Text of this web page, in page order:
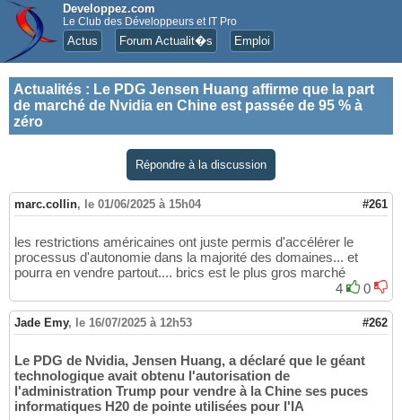
Developpez.com
Le Club des Développeurs et IT Pro
Actus Forum Actualit�s Emploi
Actualités : Le PDG Jensen Huang affirme que la part
de marché de Nvidia en Chine est passée de 95 % à
zéro
Répondre à la discussion
marc.collin, le 01/06/2025 à 15h04 #261
les restrictions américaines ont juste permis d'accélérer le
processus d'autonomie dans la majorité des domaines... et
pourra en vendre partout.... brics est le plus gros marché
4
0
Jade Emy, le 16/07/2025 à 12h53 #262
Le PDG de Nvidia, Jensen Huang, a déclaré que le géant
technologique avait obtenu l'autorisation de
l'administration Trump pour vendre à la Chine ses puces
informatiques H20 de pointe utilisées pour l'IA